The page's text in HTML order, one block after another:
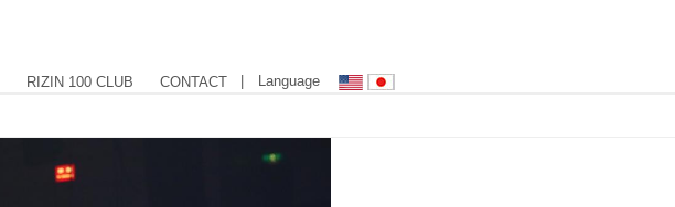
RIZIN 100 CLUB CONTACT | Language